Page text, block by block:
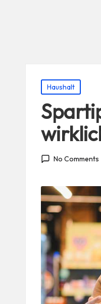
Posted
in
Haushalt
No Comments